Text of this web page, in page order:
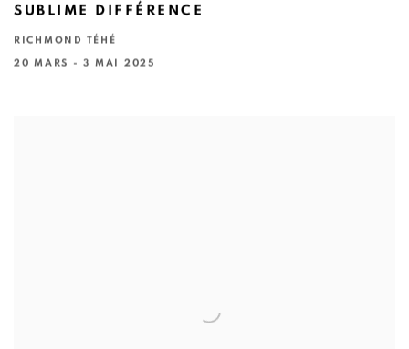
SUBLIME DIFFÉRENCE
RICHMOND TÉHÉ
20 MARS - 3 MAI 2025